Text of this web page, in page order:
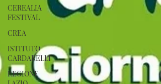
CEREALIA
FESTIVAL
CREA
ISTITUTO
CARDARELLI
REGIONE